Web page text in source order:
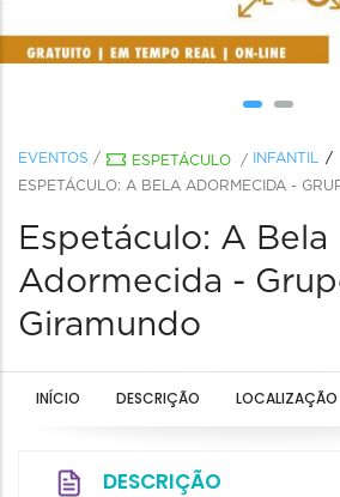
EVENTOS / ESPETÁCULO /
INFANTIL
ESPETÁCULO: A BELA ADORMECIDA -
Espetáculo: A Bela
Adormecida -
Giramundo
INÍCIO DESCRIÇÃO LOCALIZAÇÃO
DESCRIÇÃO